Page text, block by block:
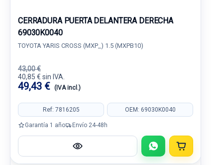
CERRADURA PUERTA DELANTERA DERECHA
69030K0040
TOYOTA YARIS CROSS (MXP_) 1.5 (MXPB10)
43,00 €
40,85 € sin IVA.
49,43 € (IVA incl.)
Ref: 7816205 OEM: 69030K0040
Garantía 1 año Envío 24-48h